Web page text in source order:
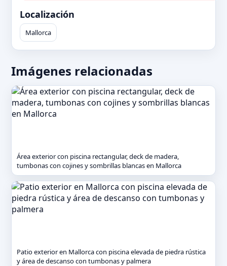
Localización
Mallorca
Imágenes relacionadas
Área exterior con piscina rectangular, deck de madera,
tumbonas con cojines y sombrillas blancas en Mallorca
Patio exterior en Mallorca con piscina elevada de piedra rústica
y área de descanso con tumbonas y palmera